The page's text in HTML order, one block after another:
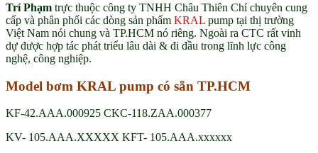
Trí Phạm trực thuộc công ty TNHH Châu Thiên Chí chuyên cung
cấp và phân phối các dòng sản phẩm KRAL pump tại thị trường
Việt Nam nói chung và TP.HCM nó riêng. Ngoài ra CTC rất vinh
dự được hợp tác phát triểu lâu dài & đi đầu trong lĩnh lực công
nghệ, công nghiệp.
Model bơm KRAL pump có sẵn TP.HCM
KF-42.AAA.000925 CKC-118.ZAA.000377
KV- 105.AAA.XXXXX KFT- 105.AAA.xxxxxx